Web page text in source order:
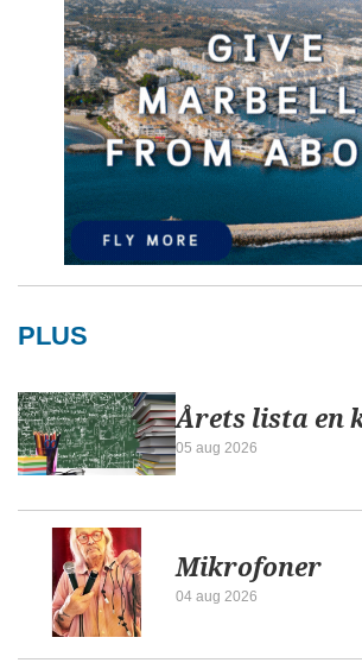
PLUS
Årets lista en
05 aug 2026
Mikrofoner
04 aug 2026